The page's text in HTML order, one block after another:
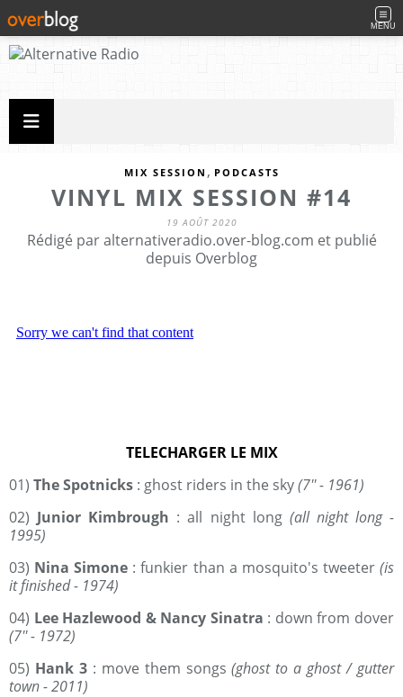
MENU
MIX SESSION , PODCASTS
VINYL MIX SESSION #14
19 AOÛT 2020
Rédigé par alternativeradio.over-blog.com et publié
depuis Overblog
TELECHARGER LE MIX
01) The Spotnicks : ghost riders in the sky(7'' - 1961)
02) Junior Kimbrough : all night long (all night long -
1995)
03) Nina Simone : funkier than a mosquito's tweeter(is
it finished - 1974)
04) Lee Hazlewood & Nancy Sinatra : down from dover
(7'' - 1972)
05) Hank 3: move them songs(ghost to a ghost / gutter
town - 2011)